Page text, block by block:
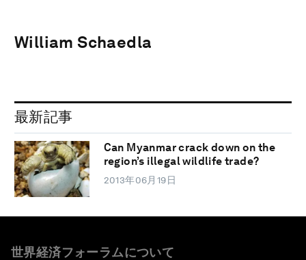
William Schaedla
最新記事
Can Myanmar crack down on the
region’s illegal wildlife trade?
2013年06月19日
世界経済フォーラムについて